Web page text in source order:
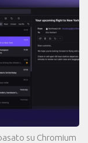
su Chromium